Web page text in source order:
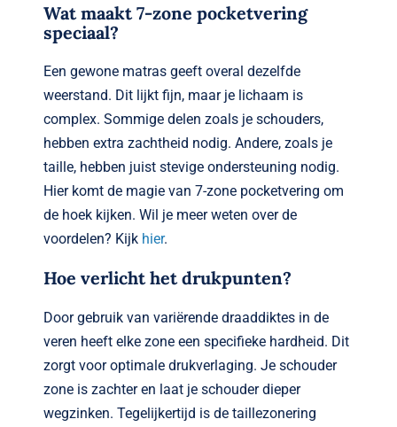
Wat maakt 7-zone pocketvering
speciaal?
Een gewone matras geeft overal dezelfde
weerstand. Dit lijkt fijn, maar je lichaam is
complex. Sommige delen zoals je schouders,
hebben extra zachtheid nodig. Andere, zoals je
taille, hebben juist stevige ondersteuning nodig.
Hier komt de magie van 7-zone pocketvering om
de hoek kijken. Wil je meer weten over de
voordelen? Kijk hier.
Hoe verlicht het drukpunten?
Door gebruik van variërende draaddiktes in de
veren heeft elke zone een specifieke hardheid. Dit
zorgt voor optimale drukverlaging. Je schouder
zone is zachter en laat je schouder dieper
wegzinken. Tegelijkertijd is de taillezonering